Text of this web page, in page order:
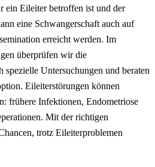
ein Eileiter betroffen ist und der
eine Schwangerschaft auch auf
erreicht werden. Im
überprüfen wir die
Untersuchungen und beraten
Eileiterstörungen können
frühere Infektionen, Endometriose
Mit der richtigen
trotz Eileiterproblemen